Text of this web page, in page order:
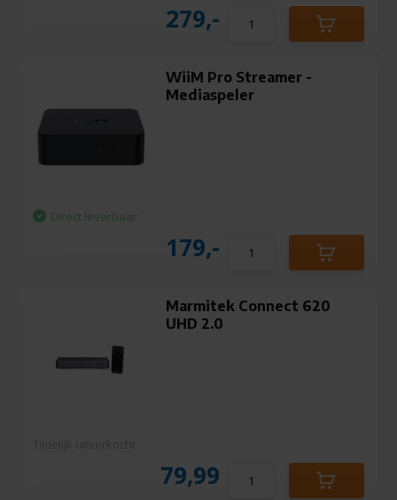
279,-
WiiM Pro Streamer -
Mediaspeler
Direct leverbaar
179,-
Marmitek Connect 620
UHD 2.0
79,99